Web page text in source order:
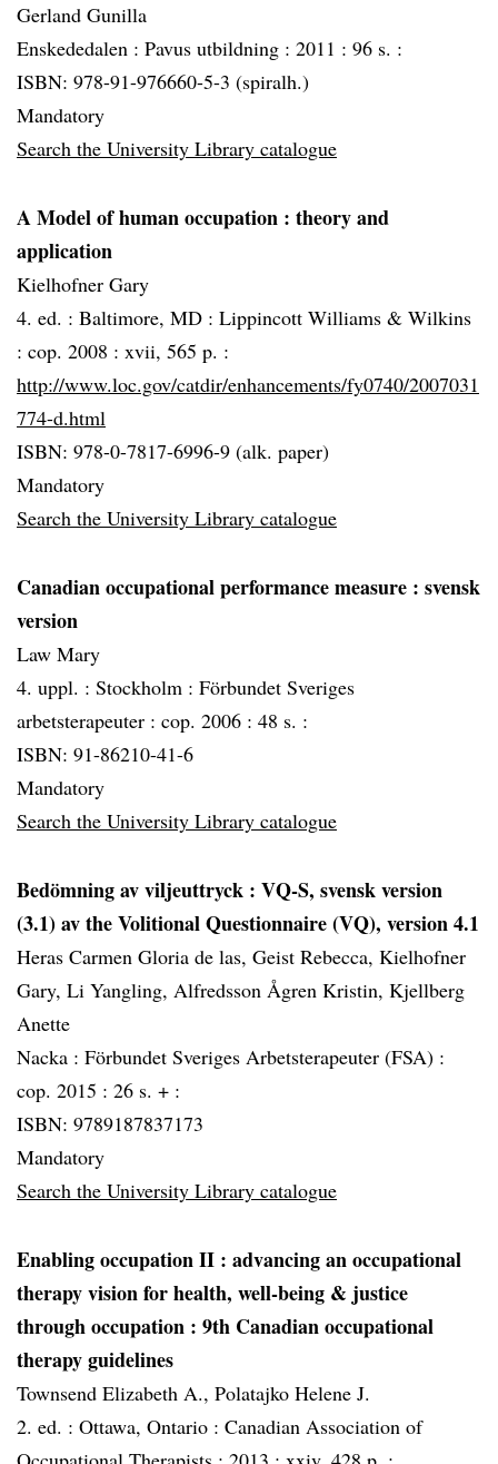
Gerland Gunilla
Enskededalen : Pavus utbildning : 2011 : 96 s. :
ISBN: 978-91-976660-5-3 (spiralh.)
Mandatory
Search the University Library catalogue
A Model of human occupation : theory and
application
Kielhofner Gary
4. ed. : Baltimore, MD : Lippincott Williams & Wilkins
: cop. 2008 : xvii, 565 p. :
http://www.loc.gov/catdir/enhancements/fy0740/2007031
774-d.html
ISBN: 978-0-7817-6996-9 (alk. paper)
Mandatory
Search the University Library catalogue
Canadian occupational performance measure : svensk
version
Law Mary
4. uppl. : Stockholm : Förbundet Sveriges
arbetsterapeuter : cop. 2006 : 48 s. :
ISBN: 91-86210-41-6
Mandatory
Search the University Library catalogue
Bedömning av viljeuttryck : VQ-S, svensk version
(3.1) av the Volitional Questionnaire (VQ), version 4.1
Heras Carmen Gloria de las, Geist Rebecca, Kielhofner
Gary, Li Yangling, Alfredsson Ågren Kristin, Kjellberg
Anette
Nacka : Förbundet Sveriges Arbetsterapeuter (FSA) :
cop. 2015 : 26 s. + :
ISBN: 9789187837173
Mandatory
Search the University Library catalogue
Enabling occupation II : advancing an occupational
therapy vision for health, well-being & justice
through occupation : 9th Canadian occupational
therapy guidelines
Townsend Elizabeth A., Polatajko Helene J.
2. ed. : Ottawa, Ontario : Canadian Association of